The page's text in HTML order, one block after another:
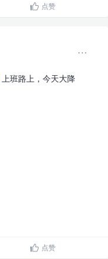
点赞
上班路上，今天大降
点赞